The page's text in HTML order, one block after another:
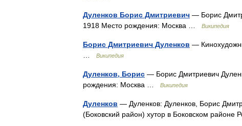
Дуленков Борис Дмитриевич — Борис
1918 Место рождения: Москва …
Википедия
Борис Дмитриевич Дуленков —
Википедия
Дуленков, Борис — Борис Дмитриевич
рождения: Москва …
Википедия
Дуленков — Дуленков: Дуленков, Борис
(Боковский район) хутор в Боковском районе